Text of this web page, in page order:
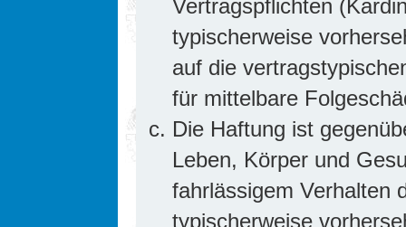
Vertragspflichten
typischerweise
auf die
für mittelbare
Die Haftung ist
Leben, Körper und
fahrlässigem Verhalten
typischerweise